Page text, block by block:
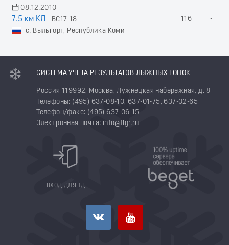
08.12.2010
7.5 км КЛ
- ВС17-18
с. Выльгорт, Республика Коми
116 -
СИСТЕМА УЧЕТА РЕЗУЛЬТАТОВ ЛЫЖНЫХ ГОНОК
Россия 119992, Москва, Лужнецкая набережная, д. 8
Телефоны: (495) 637-08-10, 637-01-75, 637-02-65
Телефон/факс: (495) 637-06-15
Электронная почта: info@flgr.ru
ВХОД ДЛЯ ТД